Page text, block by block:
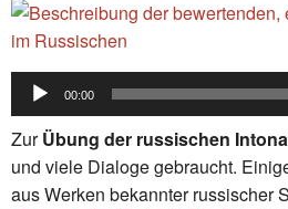
Audio-
Player
00:00
ZurÜbung der russischen
und viele Dialoge gebraucht.
aus Werken bekannter russischer